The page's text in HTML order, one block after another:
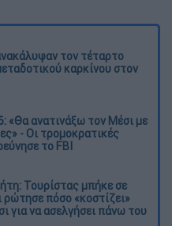
τον τέταρτο
καρκίνου στον
«Θα ανατινάξω τον Μέσι με
- Οι τρομοκρατικές
το FBI
Τουρίστας μπήκε σε
ρώτησε πόσο «κοστίζει»
για να ασελγήσει πάνω του